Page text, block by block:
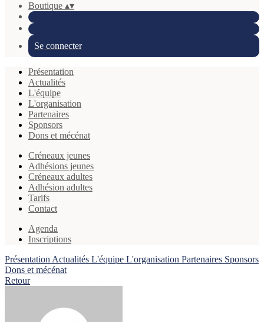
Boutique ▴▾
Se connecter
Présentation
Actualités
L'équipe
L'organisation
Partenaires
Sponsors
Dons et mécénat
Créneaux jeunes
Adhésions jeunes
Créneaux adultes
Adhésion adultes
Tarifs
Contact
Agenda
Inscriptions
Présentation Actualités L'équipe L'organisation Partenaires Sponsors
Dons et mécénat
Retour